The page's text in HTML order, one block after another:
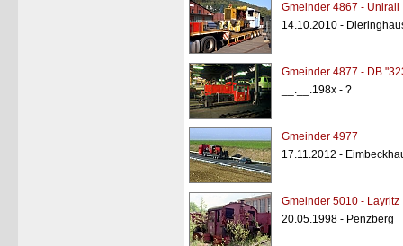
Gmeinder 4867 - Unirail
14.10.2010 -
Gmeinder 4877 - DB
__.__.198x - ?
Gmeinder 4977
17.11.2012 -
Gmeinder 5010 - Layritz
20.05.1998 - Penzberg